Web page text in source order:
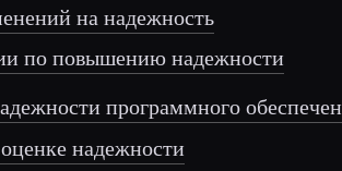
на надежность
по повышению надежности
программного
надежности